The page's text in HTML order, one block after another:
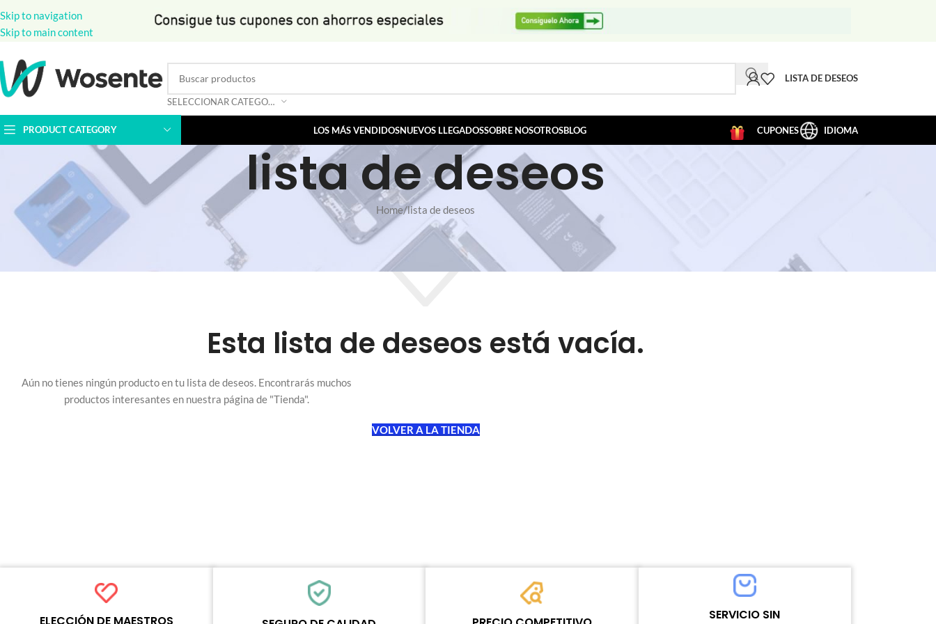
Skip to navigation
Skip to main content
SELECCIONAR CATEGORÍA
LISTA DE DESEOS
PRODUCT CATEGORY LOS MÁS VENDIDOSNUEVOS LLEGADOSSOBRE NOSOTROSBLOG CUPONES IDIOMA
lista de deseos
Home lista de deseos
Esta lista de deseos está vacía.
Aún no tienes ningún producto en tu lista de deseos. Encontrarás muchos
productos interesantes en nuestra página de "Tienda".
VOLVER A LA TIENDA
ELECCIÓN DE MAESTROS
SERVICIO SIN